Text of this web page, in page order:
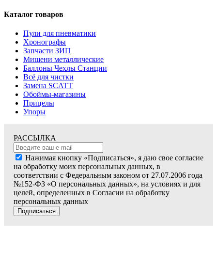
Каталог товаров
Пули для пневматики
Хронографы
Запчасти ЗИП
Мишени металлические
Баллоны Чехлы Станции
Всё для чистки
Замена SCATT
Обоймы-магазины
Прицелы
Упоры
РАССЫЛКА
Нажимая кнопку «Подписаться», я даю свое согласие
на обработку моих персональных данных, в
соответствии с Федеральным законом от 27.07.2006 года
№152-ФЗ «О персональных данных», на условиях и для
целей, определенных в Согласии на обработку
персональных данных
Подписаться